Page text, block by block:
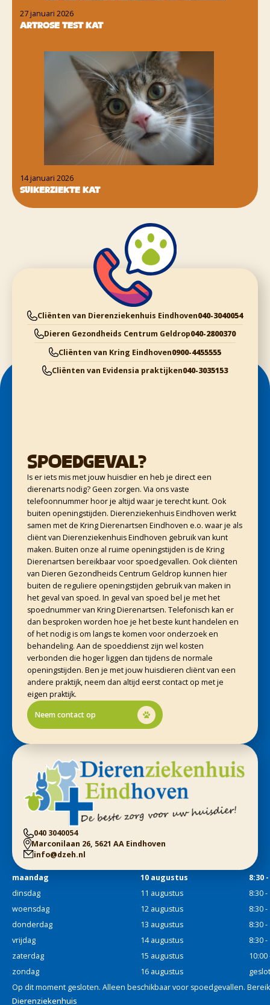
27 januari 2026
Artrose test kat
14 januari 2026
Suikerziekte kat
Cliënten van Dierenziekenhuis Eindhoven040-3040054
Dieren Gezondheids Centrum Geldrop040-2800370
Cliënten van Kring Eindhoven0900-4455555
Cliënten van Evidensia praktijken040-3035153
Spoedgeval?
Is er iets mis met jouw huisdier en heb je direct een
dierenarts nodig? Geen zorgen. Via ons vaste
telefoonnummer hoor je altijd waar je terecht kunt. Ook
buiten openingstijden. Dierenziekenhuis Eindhoven werkt
samen met de Kring Dierenartsen Eindhoven e.o. waar je als
cliënt van Dierenziekenhuis Eindhoven gebruik van kunt
maken. Buiten onze al ruime openingstijden is de Kring
Dierenartsen bereikbaar voor spoedgevallen. Ook cliënten
van Dieren Gezondheids Centrum Geldrop kunnen hier
buiten de reguliere openingstijden gebruik van maken in
het geval van spoed. In geval van spoed bel je met het
spoednummer van Kring Dierenartsen. Telefonisch kan er
dan besproken worden hoe je het beste kunt handelen en
of het nodig is om langs te komen voor onderzoek en
behandeling. Aan de spoeddienst zijn wel kosten
verbonden die hoger liggen dan tijdens de normale
openingstijden. Ben je met jouw huisdieren cliënt van een
andere praktijk, neem dan altijd eerst contact op met je
eigen praktijk.
Neem contact op
040 3040054
Marconilaan 26, 5621 AA Eindhoven
info@dzeh.nl
maandag 10 augustus
8:30
dinsdag
11 augustus
8:30 -
woensdag
12 augustus
8:30 -
donderdag
13 augustus
8:30 -
vrijdag
14 augustus
8:30 -
zaterdag
15 augustus
10:00
zondag
16 augustus
Op dit moment gesloten. Alleen beschikbaar voor spoedgevallen.
Dierenziekenhuis